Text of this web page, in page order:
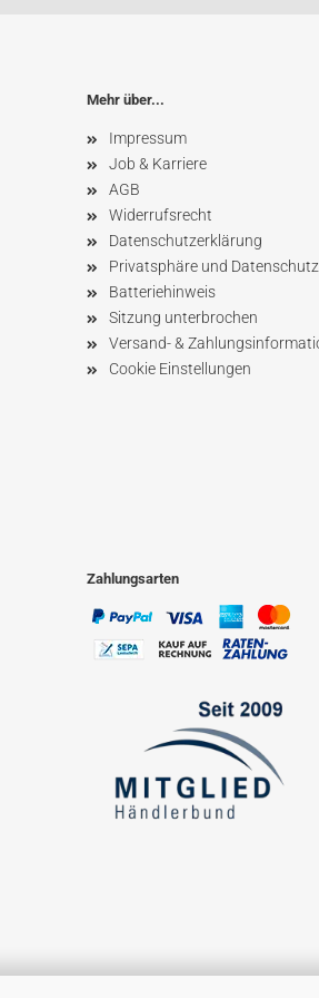
Mehr über...
Impressum
Job & Karriere
AGB
Widerrufsrecht
Datenschutzerklärung
Privatsphäre und Datenschutz
Batteriehinweis
Sitzung unterbrochen
Versand- &
Cookie Einstellungen
Zahlungsarten